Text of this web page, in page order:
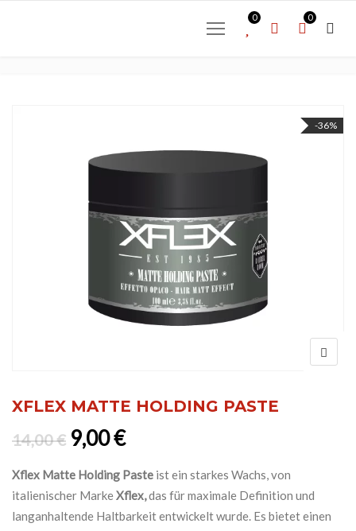
0 0
-36%
XFLEX MATTE HOLDING PASTE
14,00€ Ursprünglicher Preis war:
9,00€Aktueller Preis ist: 9,00
Xflex Matte Holding Paste ist ein starkes Wachs, von
italienischer MarkeXflex,das für maximale Definition und
langanhaltende Haltbarkeit entwickelt wurde. Es bietet einen